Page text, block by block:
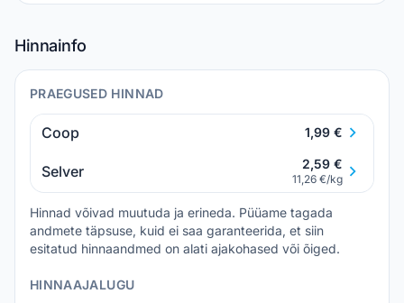
Hinnainfo
PRAEGUSED HINNAD
Coop 1,99 €
Selver 2,59 €
11,26 €/kg
Hinnad võivad muutuda ja erineda. Püüame tagada
andmete täpsuse, kuid ei saa garanteerida, et siin
esitatud hinnaandmed on alati ajakohased või õiged.
HINNAAJALUGU